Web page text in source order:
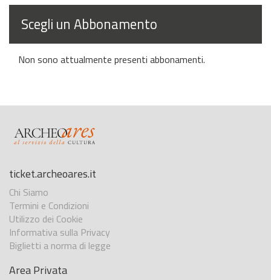
Scegli un Abbonamento
Non sono attualmente presenti abbonamenti.
ticket.archeoares.it
Chi Siamo
Termini e Condizioni
Utilizzo dei Cookie
Informativa sulla Privacy
Biglietti a norma di legge
Area Privata